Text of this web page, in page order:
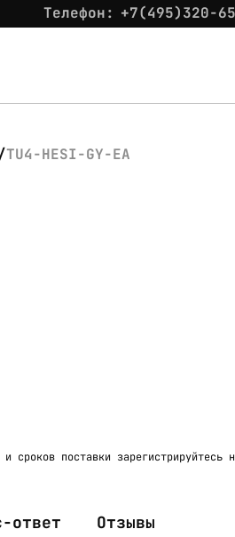
Телефон: +7(495)320-
USD($) EUR(€)
TU4-HESI-GY-EA
сроков поставки зарегистрируйтесь
ответ Отзывы